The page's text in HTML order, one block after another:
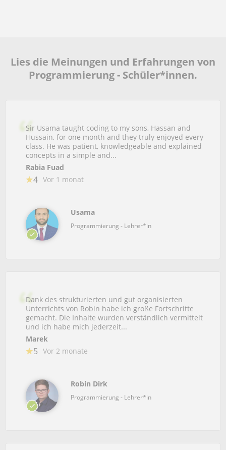
Lies die Meinungen und Erfahrungen von
Programmierung - Schüler*innen.
Sir Usama taught coding to my sons, Hassan and
Hussain, for one month and they truly enjoyed every
class. He was patient, knowledgeable and explained
concepts in a simple and...
Rabia Fuad
4 Vor 1 monat
Usama
Programmierung - Lehrer*in
Dank des strukturierten und gut organisierten
Unterrichts von Robin habe ich große Fortschritte
gemacht. Die Inhalte wurden verständlich vermittelt
und ich habe mich jederzeit...
Marek
5 Vor 2 monate
Robin Dirk
Programmierung - Lehrer*in